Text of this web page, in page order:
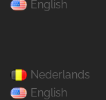
English
Nederlands
English